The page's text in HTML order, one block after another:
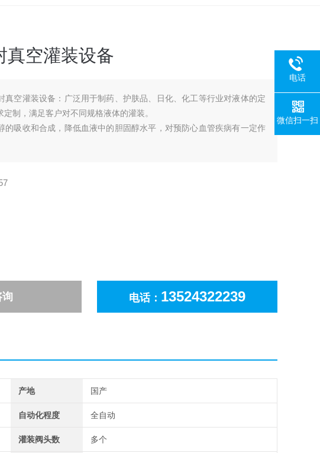
真空灌装设备
真空灌装设备：广泛用于制药、护肤品、日化、化工等行业对液体的定
制，满足客户对不同规格液体的灌装。
的吸收和合成，降低血液中的胆固醇水平，对预防心血管疾病有一定作
电话： 13524322239
产地 国产
自动化程度 全自动
灌装阀头数 多个
电话
微信扫一扫